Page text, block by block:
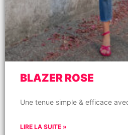
BLAZER ROSE
Une tenue simple & efficace
LIRE LA SUITE »